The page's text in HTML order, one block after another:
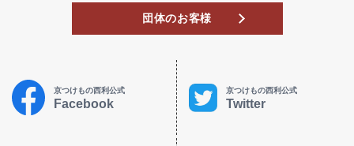
団体のお客様
京つけもの西利公式
Facebook
京つけもの西利公式
Twitter